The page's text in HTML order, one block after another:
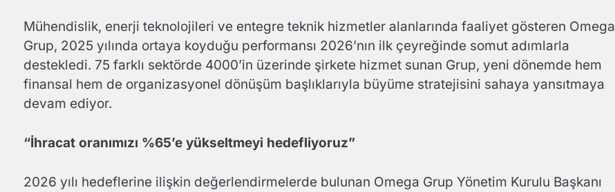
Mühendislik, enerji teknolojileri ve entegre teknik hizmetler alanlarında faaliyet gösteren Omega
Grup, 2025 yılında ortaya koyduğu performansı 2026’nın ilk çeyreğinde somut adımlarla
destekledi. 75 farklı sektörde 4000’in üzerinde şirkete hizmet sunan Grup, yeni dönemde hem
finansal hem de organizasyonel dönüşüm başlıklarıyla büyüme stratejisini sahaya yansıtmaya
devam ediyor.
“İhracat oranımızı %65’e yükseltmeyi hedefliyoruz”
2026 yılı hedeflerine ilişkin değerlendirmelerde bulunan Omega Grup Yönetim Kurulu Başkanı